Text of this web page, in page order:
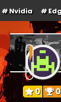
Nvidia
0 0